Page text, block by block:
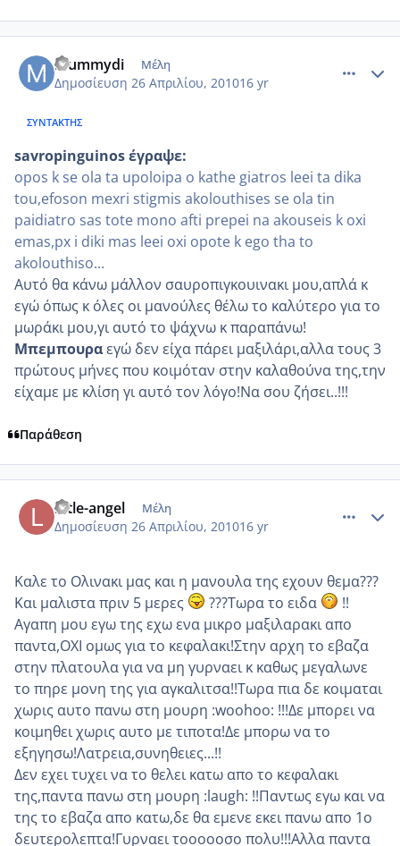
mummydi Μέλη
Δημοσίευση 26 Απριλίου, 201016 yr
ΣΥΝΤΆΚΤΗΣ
savropinguinos έγραψε:
opos k se ola ta upoloipa o kathe giatros leei ta dika
tou,efoson mexri stigmis akolouthises se ola tin
paidiatro sas tote mono afti prepei na akouseis k oxi
emas,px i diki mas leei oxi opote k ego tha to
akolouthiso...
Αυτό θα κάνω μάλλον σαυροπιγκουινακι μου,απλά κ
εγώ όπως κ όλες οι μανούλες θέλω το καλύτερο για το
μωράκι μου,γι αυτό το ψάχνω κ παραπάνω!
Μπεμπουραεγώ δεν είχα πάρει μαξιλάρι,αλλα τους 3
πρώτους μήνες που κοιμόταν στην καλαθούνα της,την
είχαμε με κλίση γι αυτό τον λόγο!Να σου ζήσει..!!!
Παράθεση
little-angel Μέλη
Δημοσίευση 26 Απριλίου, 201016 yr
Καλε το Ολινακι μας και η μανουλα της εχουν θεμα???
Και μαλιστα πριν 5 μερες
???Τωρα το ειδα
!!
Αγαπη μου εγω της εχω ενα μικρο μαξιλαρακι απο
παντα,ΟΧΙ ομως για το κεφαλακι!Στην αρχη το εβαζα
στην πλατουλα για να μη γυρναει κ καθως μεγαλωνε
το πηρε μονη της για αγκαλιτσα!!Τωρα πια δε κοιμαται
χωρις αυτο πανω στη μουρη :woohoo: !!!Δε μπορει να
κοιμηθει χωρις αυτο με τιποτα!Δε μπορω να το
εξηγησω!Λατρεια,συνηθειες...!!
Δεν εχει τυχει να το θελει κατω απο το κεφαλακι
της,παντα πανω στη μουρη :laugh: !!Παντως εγω και να
της το εβαζα απο κατω,δε θα εμενε εκει πανω απο 1ο
δευτερολεπτα!Γυρναει τοοοοοσο πολυ!!!Αλλα παντα